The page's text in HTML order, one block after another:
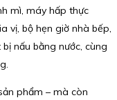
mì, máy hấp thực
vị, bộ hẹn giờ nhà bếp,
nấu bằng nước, cùng
phẩm – mà còn